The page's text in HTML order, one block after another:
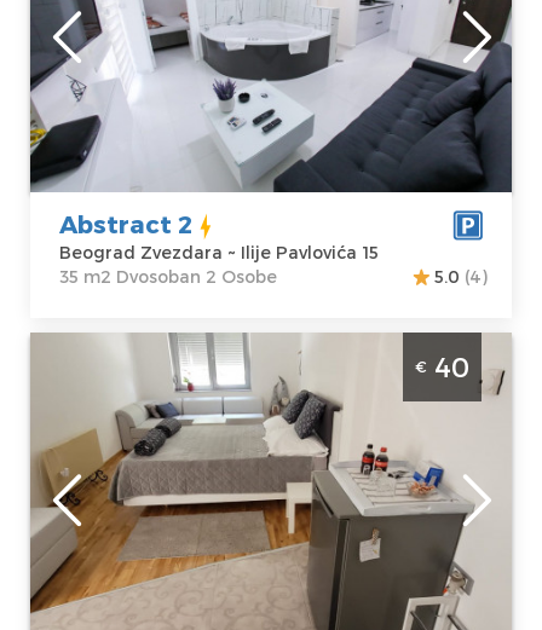
Lokacija:
Beograd
Zvezdara
Adresa:
Pavlovića 15
Cena
41 €
Gosti:2
Kvadratura :
35
m2
Struktura :
Dvosoban
Abstract 2
Beograd Zvezdara ~ Ilije Pavlovića 15
35 m2 Dvosoban 2 Osobe
5.0 (4)
Studio Apartman PS Grey Beograd
Zvezdara mešten je na odličnoj lokaciji
samo 1.5 km od Vukovog spomenika, u
prizemlju kuće
Beograd
Lokacija:
Beograd
Zvezdara
Adresa:
Pante
Gosti:2
Kvadratura :
Struktura :
€ 40